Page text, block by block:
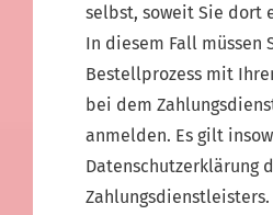
selbst, soweit Sie dort
In diesem Fall müssen
Bestellprozess mit
bei dem
anmelden. Es gilt
Datenschutzerklärung